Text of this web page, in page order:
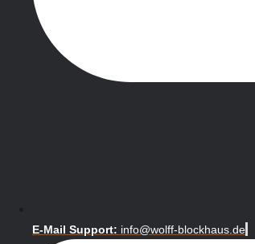
E-Mail Support: info@wolff-blockhaus.de